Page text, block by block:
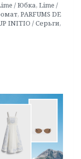
/ Юбка, Lime /
PARFUMS DE
INITIO / Серьги,